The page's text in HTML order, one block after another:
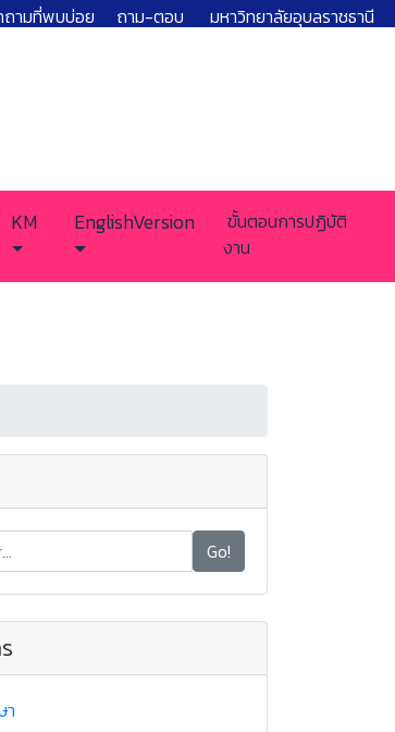
ถามที่พบบ่อย ถาม-ตอบ มหาวิทยาลัยอุบลราชธานี
KM EnglishVersion
ขั้นตอนการปฏิบัติ
งาน
Go!
า